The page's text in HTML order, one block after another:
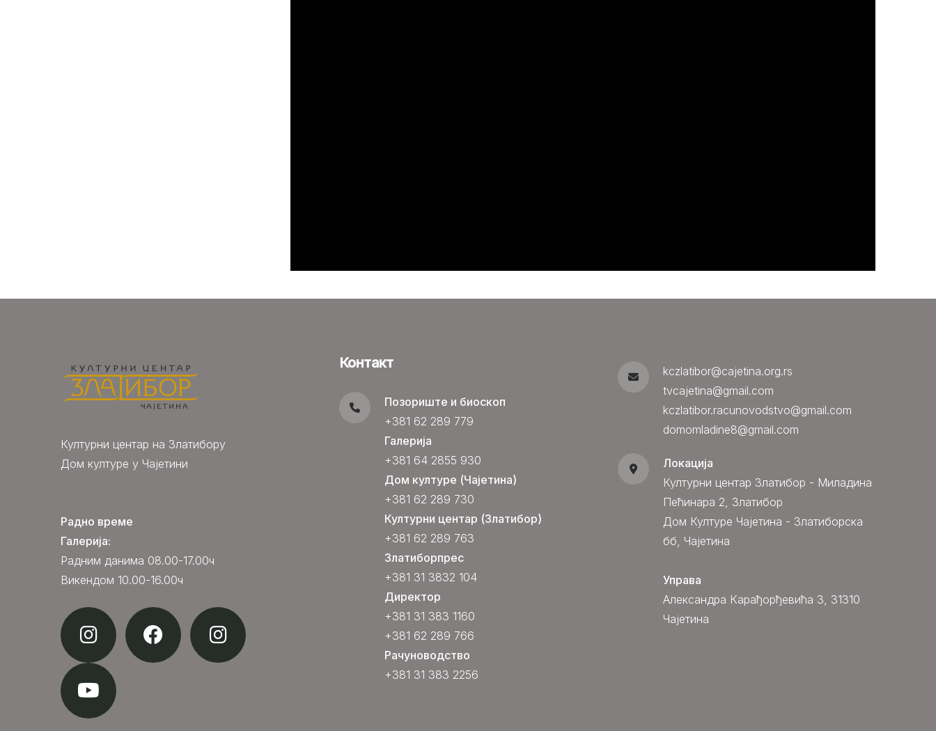
Културни центар на Златибору
Дом културе у Чајетини
Радно време
Галерија:
Радним данима 08.00-17.00ч
Викендом 10.00-16.00ч
Контакт
Позориште и биоскоп
+381 62 289 779
Галерија
+381 64 2855 930
Дом културе (Чајетина)
+381 62 289 730
Културни центар (Златибор)
+381 62 289 763
Златиборпрес
+381 31 3832 104
Директор
+381 31 383 1160
+381 62 289 766
Рачуноводство
+381 31 383 2256
kczlatibor@cajetina.org.rs
tvcajetina@gmail.com
kczlatibor.racunovodstvo@gmail.com
domomladine8@gmail.com
Локација
Културни центар Златибор - Миладина
Пећинара 2, Златибор
Дом Културе Чајетина - Златиборска
бб, Чајетина
Управа
Александра Карађорђевића 3, 31310
Чајетина